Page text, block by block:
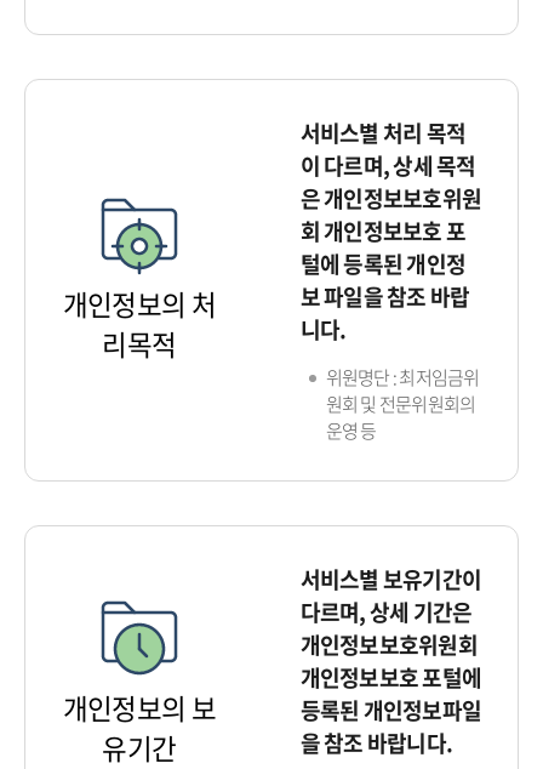
개인정보의 처
리목적
서비스별 처리 목적
이 다르며, 상세 목적
은 개인정보보호위원
회 개인정보보호 포
털에 등록된 개인정
보 파일을 참조 바랍
니다.
위원명단 : 최저임금위
원회 및 전문위원회의
운영 등
개인정보의 보
유기간
서비스별 보유기간이
다르며, 상세 기간은
개인정보보호위원회
개인정보보호 포털에
등록된 개인정보파일
을 참조 바랍니다.